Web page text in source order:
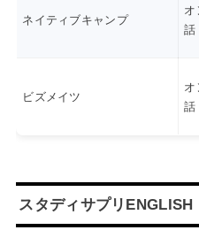
ネイティブキャンプ
オ
話
ビズメイツ
オ
話
スタディサプリENGLISH